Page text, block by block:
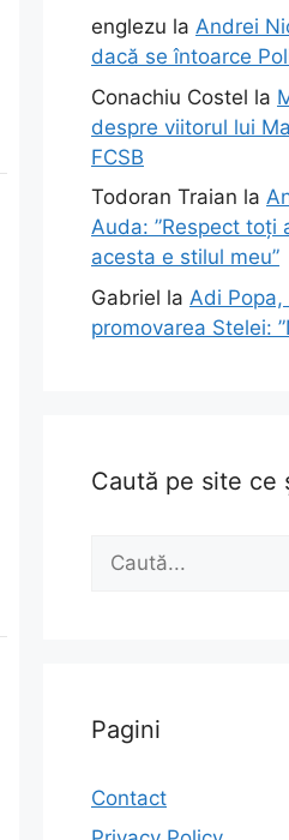
englezu la Andrei
dacă se întoarce
Conachiu Costel la
despre viitorul lui
FCSB
Todoran Traian la
Auda: ”Respect toți
acesta e stilul meu”
Gabriel la Adi Popa,
promovarea Stelei:
Caută pe site ce
după:
Pagini
Contact